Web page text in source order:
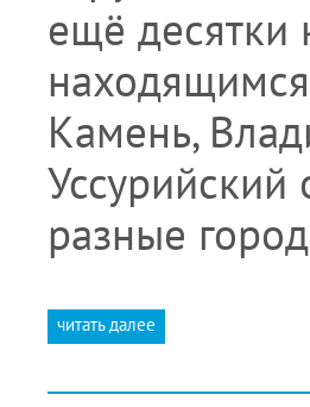
ещё десятки
Камень,
разные
читать далее